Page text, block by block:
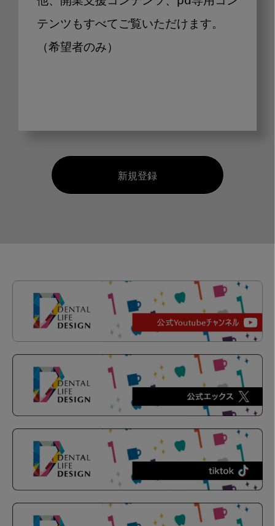
テンツもすべてご覧いただけます。
（希望者のみ）
新規登録